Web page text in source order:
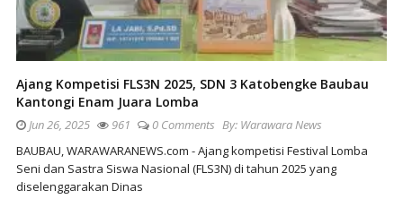
Ajang Kompetisi FLS3N 2025, SDN 3 Katobengke Baubau
Kantongi Enam Juara Lomba
Jun 26, 2025 961 0 Comments By: Warawara News
BAUBAU, WARAWARANEWS.com - Ajang kompetisi Festival Lomba
Seni dan Sastra Siswa Nasional (FLS3N) di tahun 2025 yang
diselenggarakan Dinas